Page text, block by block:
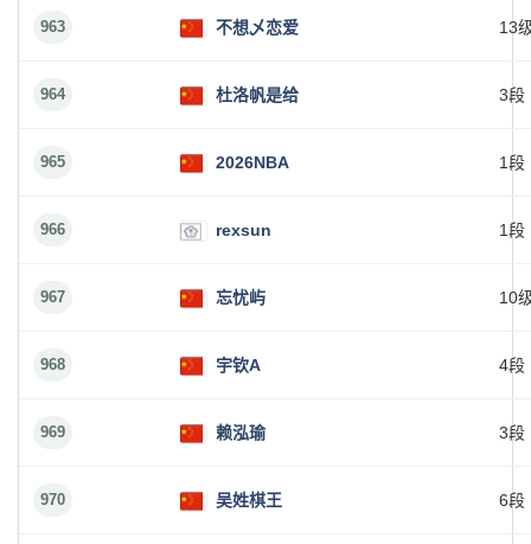
963 不想乄恋爱 13
964 杜洛帆是给 3段
965 2026NBA 1段
966 rexsun 1段
967 忘忧屿 10
968 宇钦A 4段
969 赖泓瑜 3段
970 吴姓棋王 6段